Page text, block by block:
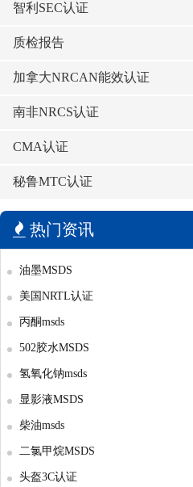
智利SEC认证
质检报告
加拿大NRCAN能效认证
南非NRCS认证
CMA认证
秘鲁MTC认证
热门资讯
油墨MSDS
美国NRTL认证
丙酮msds
502胶水MSDS
氢氧化钠msds
显影液MSDS
柴油msds
二氯甲烷MSDS
头盔3C认证